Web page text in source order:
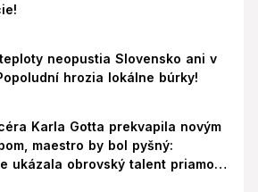
neopustia Slovensko ani v
hrozia lokálne búrky!
Karla Gotta prekvapila novým
maestro by bol pyšný:
ukázala obrovský talent priamo v